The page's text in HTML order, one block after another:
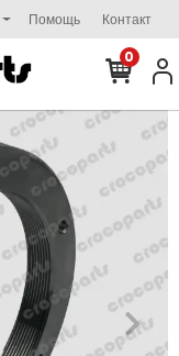
Помощь Контакт
0